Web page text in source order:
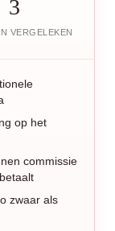
3
VERGELEKEN
op het
commissie
zwaar als